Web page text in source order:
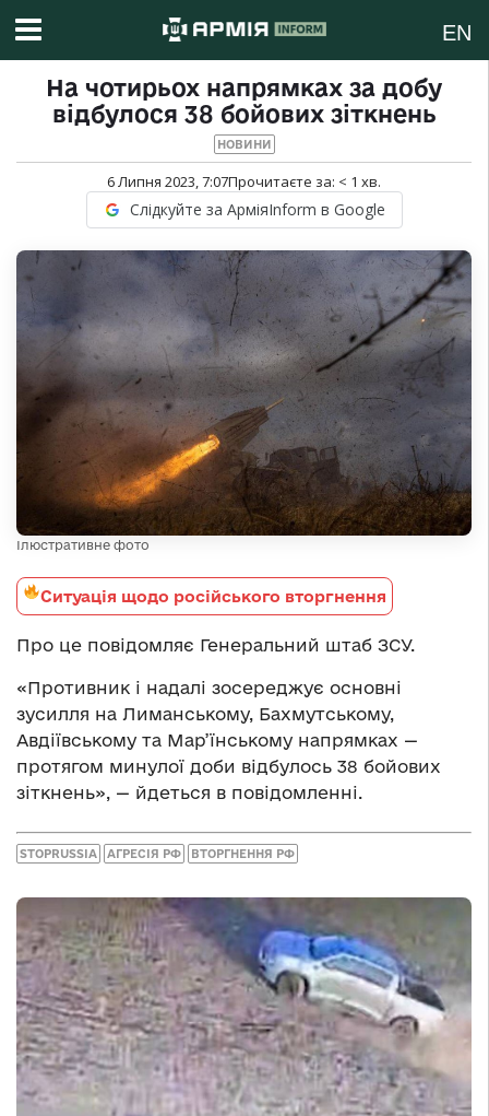
EN
На чотирьох напрямках за добу
відбулося 38 бойових зіткнень
НОВИНИ
6 Липня 2023, 7:07Прочитаєте за: < 1 хв.
Слідкуйте за АрміяInform в Google
Ілюстративне фото
Ситуація щодо російського вторгнення
Про це повідомляє Генеральний штаб ЗСУ.
«Противник і надалі зосереджує основні
зусилля на Лиманському, Бахмутському,
Авдіївському та Мар’їнському напрямках —
протягом минулої доби відбулось 38 бойових
зіткнень», — йдеться в повідомленні.
STOPRUSSIA АГРЕСІЯ РФ ВТОРГНЕННЯ РФ